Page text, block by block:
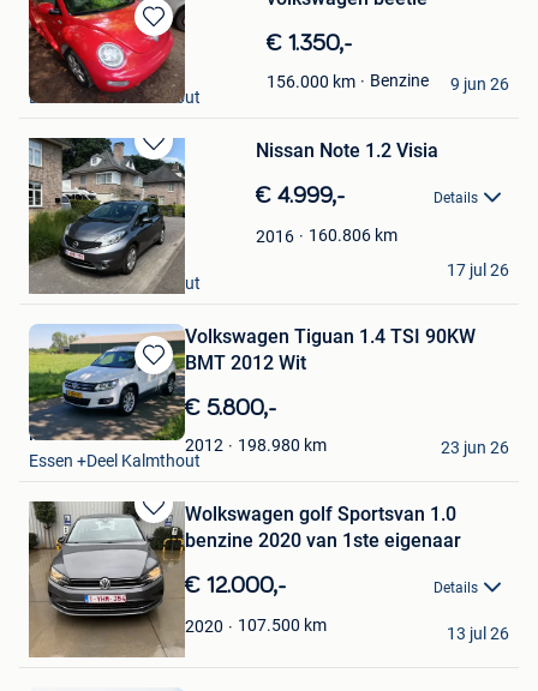
Bewaren
in
Mijn
Favorieten
€ 1.350,-
156.000 km Benzine
dirk en christina
Essen +Deel Kalmthout
9 jun 26
Bewaren
in
Mijn
Favorieten
Nissan Note 1.2 Visia
€ 4.999,- Details
2016 160.806 km
Joran
Essen +Deel Kalmthout
17 jul 26
Bewaren
in
Mijn
Favorieten
Volkswagen Tiguan 1.4 TSI 90KW
BMT 2012 Wit
€ 5.800,-
2012 198.980 km
Marco
Essen +Deel Kalmthout
23 jun 26
Bewaren
in
Mijn
Favorieten
Wolkswagen golf Sportsvan 1.0
benzine 2020 van 1ste eigenaar
€ 12.000,- Details
2020 107.500 km
AT.cars
Brugge
13 jul 26